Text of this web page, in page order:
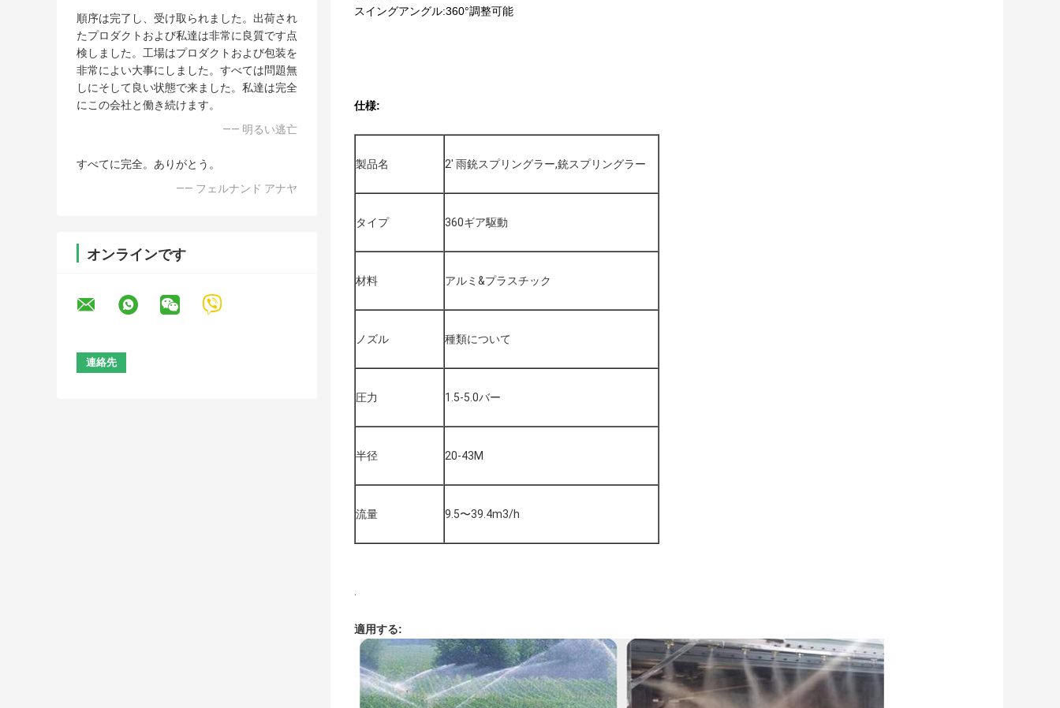
順序は完了し、受け取られました。出荷され
たプロダクトおよび私達は非常に良質です点
検しました。工場はプロダクトおよび包装を
非常によい大事にしました。すべては問題無
しにそして良い状態で来ました。私達は完全
にこの会社と働き続けます。
—— 明るい逃亡
すべてに完全。ありがとう。
—— フェルナンド アナヤ
オンラインです
スイングアングル:360°調整可能
仕様:
製品名 2' 雨銃スプリングラー,銃スプリングラー
タイプ 360ギア駆動
材料 アルミ&プラスチック
ノズル 種類について
圧力 1.5-5.0バー
半径 20-43M
流量 9.5〜39.4m3/h
.
適用する: